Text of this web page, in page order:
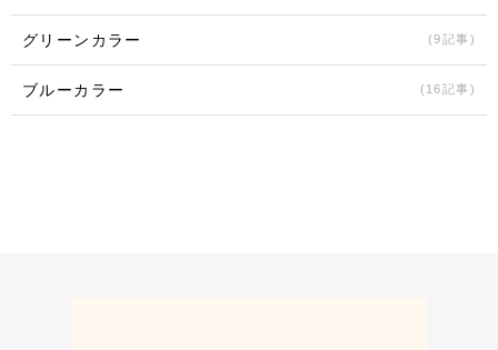
グリーンカラー (9記事)
ブルーカラー (16記事)